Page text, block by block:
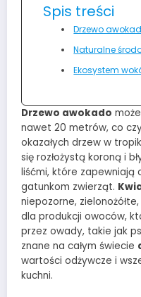
Spis treści
Drzewo
Naturalne
Ekosystem
Drzewo awokado
nawet 20 metrów, co
okazałych drzew w
się rozłożystą koroną i
liśćmi, które zapewniają
gatunkom zwierząt.
niepozorne,
dla produkcji owoców,
przez owady, takie jak
znane na całym świecie
wartości odżywcze i
kuchni.